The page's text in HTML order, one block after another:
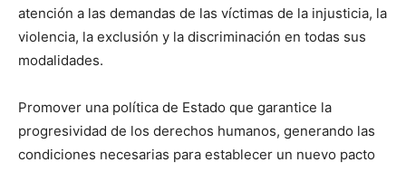
atención a las demandas de las víctimas de la injusticia, la
violencia, la exclusión y la discriminación en todas sus
modalidades.
Promover una política de Estado que garantice la
progresividad de los derechos humanos, generando las
condiciones necesarias para establecer un nuevo pacto